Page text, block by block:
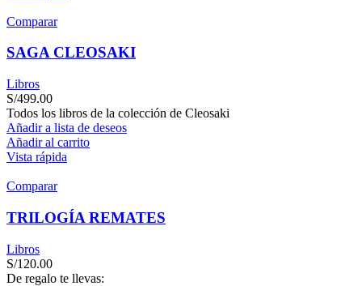
Comparar
SAGA CLEOSAKI
Libros
S/499.00
Todos los libros de la colección de Cleosaki
Añadir a lista de deseos
Añadir al carrito
Vista rápida
Comparar
TRILOGÍA REMATES
Libros
S/120.00
De regalo te llevas: